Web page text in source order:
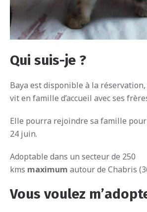
Qui suis-je ?
Baya est disponible à la
vit en famille d’accueil avec ses
Elle pourra rejoindre sa famille
24 juin.
Adoptable dans un secteur de 250
kms maximum autour de Chabris
Vous voulez